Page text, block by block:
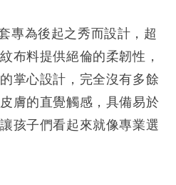
專為後起之秀而設計，超
布料提供絕倫的柔韌性，
掌心設計，完全沒有多餘
膚的直覺觸感，具備易於
孩子們看起來就像專業選